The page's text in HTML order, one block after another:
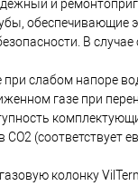
и
обеспечивающие
В
слабом напоре
газе при
(соответствует
колонку